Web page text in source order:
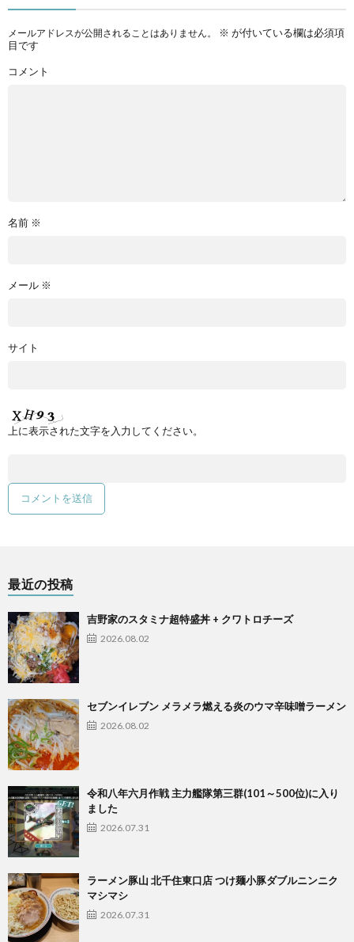
メールアドレスが公開されることはありません。 ※ が付いている欄は必須項
目です
コメント
名前 ※
メール ※
サイト
上に表示された文字を入力してください。
最近の投稿
吉野家のスタミナ超特盛丼 + クワトロチーズ
2026.08.02
セブンイレブン メラメラ燃える炎のウマ辛味噌ラーメン
2026.08.02
令和八年六月作戦 主力艦隊第三群(101～500位)に入り
ました
2026.07.31
ラーメン豚山 北千住東口店 つけ麺小豚ダブルニンニク
マシマシ
2026.07.31